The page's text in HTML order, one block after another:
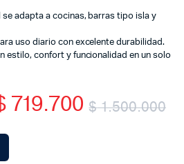
adapta a cocinas, barras tipo isla y
uso diario con excelente durabilidad.
estilo, confort y funcionalidad en un solo
$1.500.000
719.700